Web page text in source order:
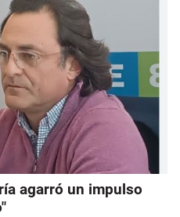
agarró un impulso